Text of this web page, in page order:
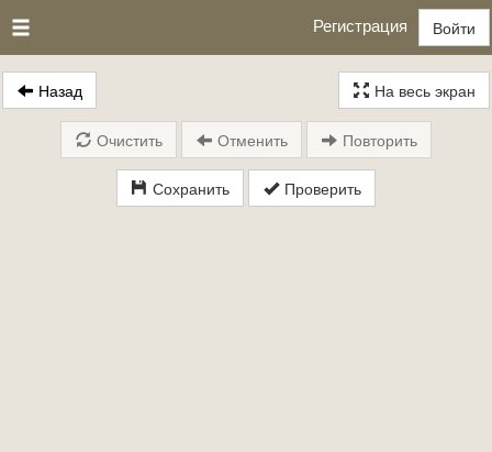
Регистрация Войти
Назад На весь экран
Сохранить Проверить
Очистить Отменить Повторить